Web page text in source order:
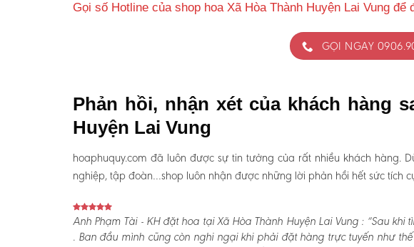
Gọi số Hotline của shop hoa Xã Hòa Thành Huyện Lai Vung
GỌI NGAY
Phản hồi, nhận xét của khách hàng
Huyện Lai Vung
hoaphuquy.com đã luôn được sự tin tưởng của rất nhiều khách hàng.
nghiệp, tập đoàn…shop luôn nhận được những lời phản hồi hết sức tích
Anh Phạm Tài - KH đặt hoa tại Xã Hòa Thành Huyện Lai Vung :“Sau khi
. Ban đầu mình cũng còn nghi ngại khi phải đặt hàng trực tuyến như